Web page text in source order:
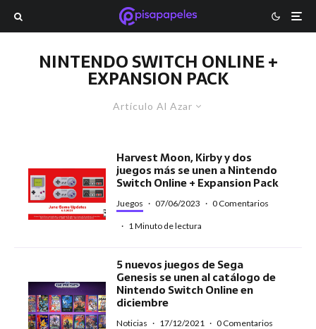
NINTENDO SWITCH ONLINE +
EXPANSION PACK
Artículo Al Azar
Harvest Moon, Kirby y dos
juegos más se unen a Nintendo
Switch Online + Expansion Pack
Juegos · 07/06/2023 · 0 Comentarios
· 1 Minuto de lectura
5 nuevos juegos de Sega
Genesis se unen al catálogo de
Nintendo Switch Online en
diciembre
Noticias · 17/12/2021 · 0 Comentarios